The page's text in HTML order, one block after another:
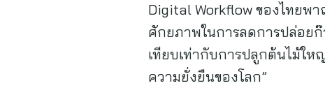
Digital Workflow ของไทยพ
ศักยภาพในการลดการปล่อยก๊
เทียบเท่ากับการปลูกต้นไม้ใ
ความยั่งยืนของโลก”